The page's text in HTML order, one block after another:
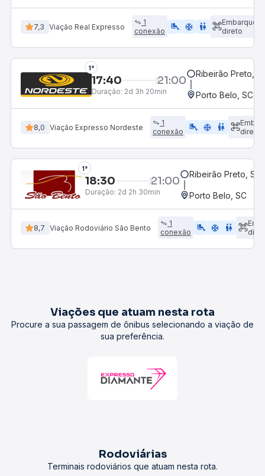
7,3 Viação Real Expresso
1
conexão
airline_seat_legroom_extra ac_unit WC
Embarque
direto
1°
17:40 21:00
Duração: 2d 3h 20min
Ribeirão Preto,
Porto Belo, SC
8,0 Viação Expresso Nordeste
1
conexão
airline_seat_legroom_extra ac_unit WC
direto
1°
18:30 21:00
Duração: 2d 2h 30min
Ribeirão Preto, SP
Porto Belo, SC
8,7 Viação Rodoviário São Bento
1
conexão
airline_seat_legroom_extra ac_unit wc
Viações que atuam nesta rota
Procure a sua passagem de ônibus selecionando a viação de
sua preferência.
Rodoviárias
Terminais rodoviários que atuam nesta rota.